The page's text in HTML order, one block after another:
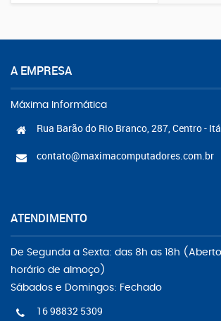
A EMPRESA
Máxima Informática
Rua Barão do Rio Branco, 287, Centro -
contato@maximacomputadores.com.br
ATENDIMENTO
De Segunda a Sexta: das 8h as 18h
horário de almoço)
Sábados e Domingos: Fechado
16 98832 5309